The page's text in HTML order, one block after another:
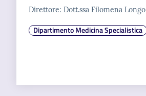
Direttore: Dott.ssa Filomena Longo
Dipartimento Medicina Specialistica